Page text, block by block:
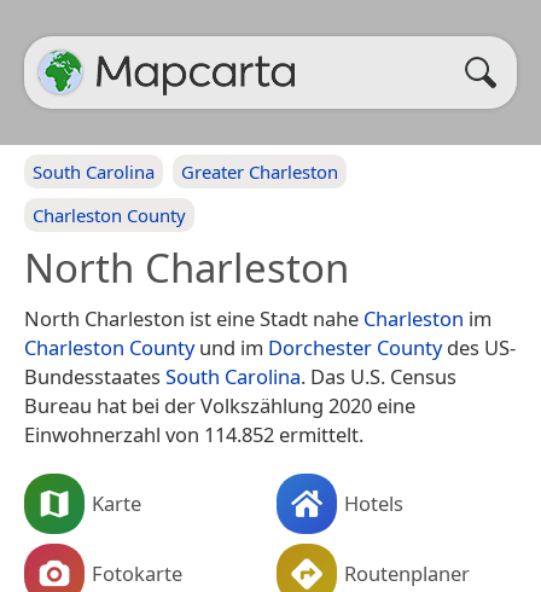
South Carolina
Greater Charleston
Charleston County
North Charleston
North Charleston ist eine Stadt nahe Charleston im
Charleston Countyund im Dorchester Countydes US-
Bundesstaates South Carolina. Das U.S. Census
Bureau hat bei der Volkszählung 2020 eine
Einwohnerzahl von 114.852 ermittelt.
Karte Hotels
Fotokarte Routenplaner